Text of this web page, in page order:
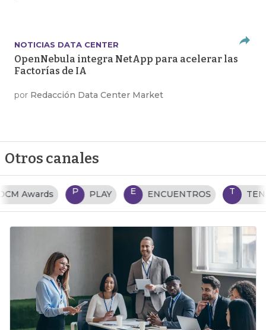
NOTICIAS DATA CENTER
OpenNebula integra NetApp para acelerar las
Factorías de IA
por Redacción Data Center Market
Otros canales
P PLAY E ENCUENTROS T TENDENCIAS TI